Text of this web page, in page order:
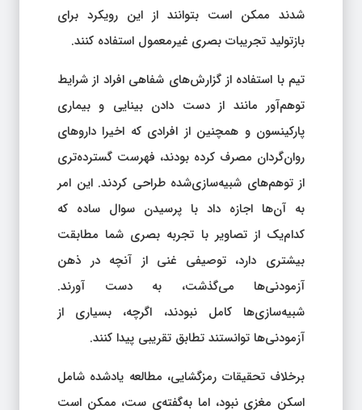
شدند ممکن است بتوانند از این رویکرد برای
بازتولید تجریبات بصری غیرمعمول استفاده کنند.
تیم با استفاده از گزارش‌های شفاهی افراد از شرایط
توهم‌آور مانند از دست دادن بینایی و بیماری
پارکینسون و همچنین از افرادی که اخیرا داروهای
روان‌گردان مصرف کرده بودند، فهرست گسترده‌تری
از توهم‌های شبیه‌سازی‌شده طراحی کردند. این امر
به آن‌ها اجازه داد با پرسیدن سوال ساده که
کدام‌یک از تصاویر با تجربه بصری شما مطابقت
بیشتری دارد، توصیفی غنی از آنچه در ذهن
آزمودنی‌ها می‌گذشت، به دست آورند.
شبیه‌سازی‌ها کامل نبودند، اگرچه، بسیاری از
آزمودنی‌ها توانستند تطابق تقریبی پیدا کنند.
برخلاف تحقیقات رمزگشایی، مطالعه یادشده شامل
اسکن مغزی نبود، اما به‌گفته‌ی ست، ممکن است